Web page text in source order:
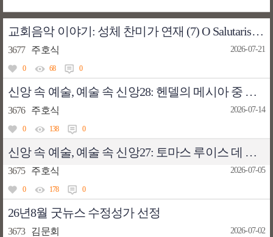
교회음악 이야기: 성체 찬미가 연재 (7) O Salutaris Hostia - 하늘의 문을 여는 양식
3677 주호식 2026-07-21
0 68 0
신앙 속 예술, 예술 속 신앙28: 헨델의 메시아 중 나팔이 울리리라
3676 주호식 2026-07-14
0 138 0
신앙 속 예술, 예술 속 신앙27: 토마스 루이스 데 빅토리아의 성인들의 영혼은 하늘에서 기뻐하네
3675 주호식 2026-07-05
0 178 0
26년8월 굿뉴스 수정성가 선정
3673 김문회 2026-07-02